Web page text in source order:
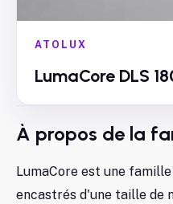
ATOLUX
LumaCore DLS
À propos de la
LumaCore est une
encastrés d'une taille de